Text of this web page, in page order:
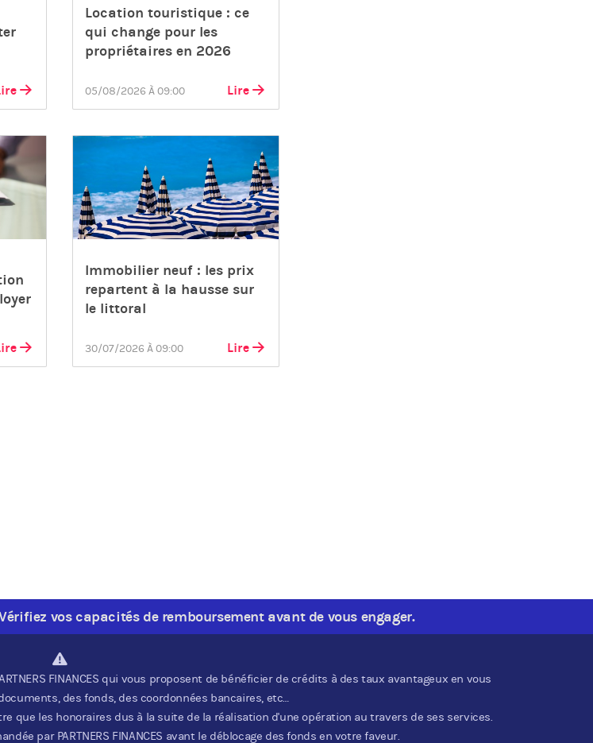
Location touristique : ce
qui change pour les
propriétaires en 2026
05/08/2026 À 09:00 Lire
Immobilier neuf : les prix
repartent à la hausse sur
le littoral
30/07/2026 À 09:00 Lire
vos capacités de remboursement avant de vous engager.
FINANCES qui vous proposent de bénéficier de crédits à des taux avantageux en vous
des fonds, des coordonnées bancaires, etc…
que les honoraires dus à la suite de la réalisation d'une opération au travers de ses services.
par PARTNERS FINANCES avant le déblocage des fonds en votre faveur.